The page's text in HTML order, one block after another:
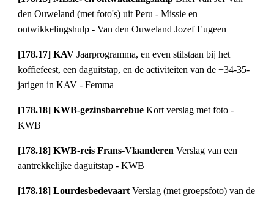
den Ouweland (met foto's) uit Peru - Missie en
ontwikkelingshulp - Van den Ouweland Jozef Eugeen
[178.17] KAVJaarprogramma, en even stilstaan bij het
koffiefeest, een daguitstap, en de activiteiten van de +34-35-
jarigen in KAV - Femma
[178.18] KWB-gezinsbarcebueKort verslag met foto -
KWB
[178.18] KWB-reis Frans-VlaanderenVerslag van een
aantrekkelijke daguitstap - KWB
[178.18] LourdesbedevaartVerslag (met groepsfoto) van de